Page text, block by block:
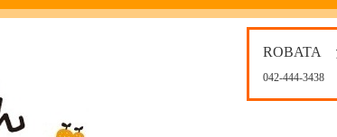
ROBATA
042-444-3438